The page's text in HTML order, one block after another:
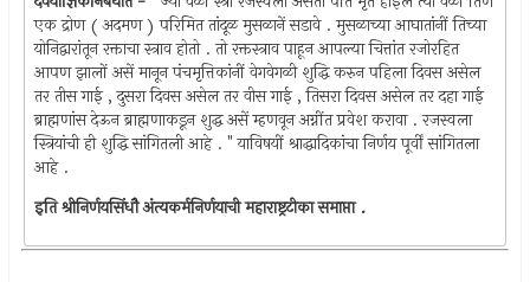
एक द्रोण ( अदमण ) परिमित तांदूळ मुसळानें सडावे . मुसळाच्या आघातांनीं तिच्या
योनिद्वारांतून रक्ताचा स्त्राव होतो . तो रक्तस्त्राव पाहून आपल्या चित्तांत रजोरहित
आपण झालों असें मानून पंचमृत्तिकांनीं वेगवेगळी शुद्धि करुन पहिला दिवस असेल
तर तीस गाई , दुसरा दिवस असेल तर वीस गाई , तिसरा दिवस असेल तर दहा गाई
ब्राह्मणांस देऊन ब्राह्मणाकडून शुद्ध असें म्हणवून अग्नींत प्रवेश करावा . रजस्वला
स्त्रियांची ही शुद्धि सांगितली आहे . " याविषयीं श्राद्धादिकांचा निर्णय पूर्वीं सांगितला
आहे .
इति श्रीनिर्णयसिंधौ अंत्यकर्मनिर्णयाची महाराष्ट्रटीका समाप्ता .